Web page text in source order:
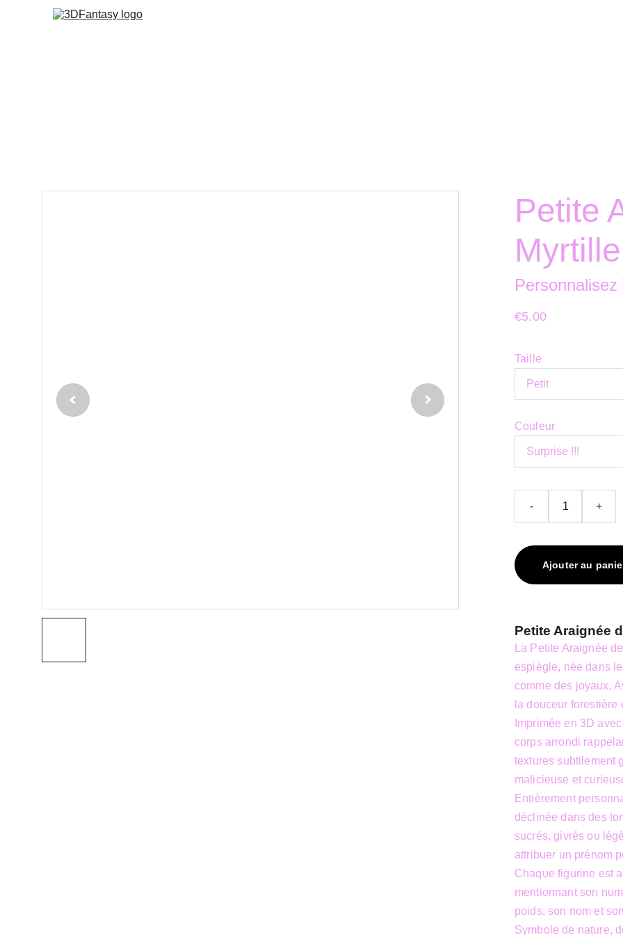
Petite
Myrtille
€5.00
Taille
Couleur
- +
Ajouter au
Petite Araignée
La Petite Araignée
espiègle, née dans
comme des joyaux.
la douceur
Imprimée en 3D
corps arrondi
textures subtilement
malicieuse et
Entièrement
déclinée dans des
sucrés, givrés ou
attribuer un prénom
Chaque figurine est
mentionnant son
poids, son nom et
Symbole de nature,